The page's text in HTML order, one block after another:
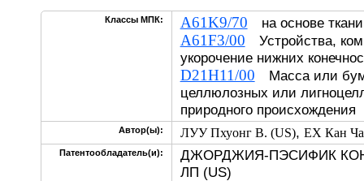
Классы МПК: A61K9/70 на основе
A61F3/00 Устройства,
укорочение нижних
D21H11/00 Масса или
целлюлозных или
природного происхождения
Автор(ы): ЛУУ Пхуонг В. (US), ЕХ Кан
Патентообладатель(и):
ДЖОРДЖИЯ-ПЭСИФИК
ЛП (US)